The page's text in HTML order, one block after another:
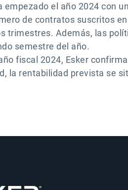
empezado el año 2024 con
de contratos suscritos
trimestres. Además, las
semestre del año.
fiscal 2024, Esker
la rentabilidad prevista se